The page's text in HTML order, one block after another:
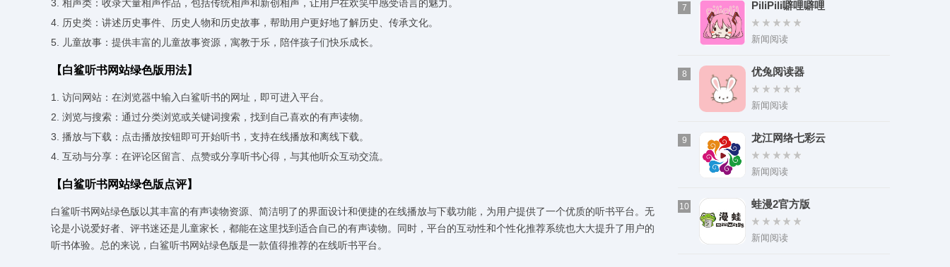
3. 相声类：收录大量相声作品，包括传统相声和新创相声，让用户在欢笑中感受语言的魅力。
4. 历史类：讲述历史事件、历史人物和历史故事，帮助用户更好地了解历史、传承文化。
5. 儿童故事：提供丰富的儿童故事资源，寓教于乐，陪伴孩子们快乐成长。
【白鲨听书网站绿色版用法】
1. 访问网站：在浏览器中输入白鲨听书的网址，即可进入平台。
2. 浏览与搜索：通过分类浏览或关键词搜索，找到自己喜欢的有声读物。
3. 播放与下载：点击播放按钮即可开始听书，支持在线播放和离线下载。
4. 互动与分享：在评论区留言、点赞或分享听书心得，与其他听众互动交流。
【白鲨听书网站绿色版点评】
白鲨听书网站绿色版以其丰富的有声读物资源、简洁明了的界面设计和便捷的在线播放与下载功能，为用户提供了一个优质的听书平台。无
论是小说爱好者、评书迷还是儿童家长，都能在这里找到适合自己的有声读物。同时，平台的互动性和个性化推荐系统也大大提升了用户的
听书体验。总的来说，白鲨听书网站绿色版是一款值得推荐的在线听书平台。
7 PiliPili噼哩噼哩
新闻阅读
8 优兔阅读器
新闻阅读
9 龙江网络七彩云
新闻阅读
10 蛙漫2官方版
新闻阅读